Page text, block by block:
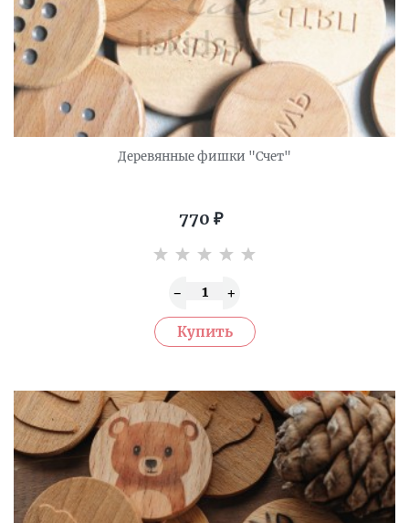
Деревянные фишки "Счет"
770 ₽